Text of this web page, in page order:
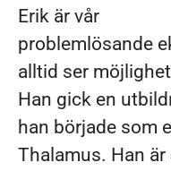
Erik är vår
problemlösande
alltid ser
Han gick en
han började som
Thalamus. Han